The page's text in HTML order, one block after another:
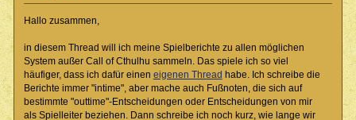
Hallo zusammen,
in diesem Thread will ich meine Spielberichte zu allen möglichen
System außer Call of Cthulhu sammeln. Das spiele ich so viel
häufiger, dass ich dafür einen eigenen Thread habe. Ich schreibe die
Berichte immer "intime", aber mache auch Fußnoten, die sich auf
bestimmte "outtime"-Entscheidungen oder Entscheidungen von mir
als Spielleiter beziehen. Dann schreibe ich noch kurz, wie lange wir